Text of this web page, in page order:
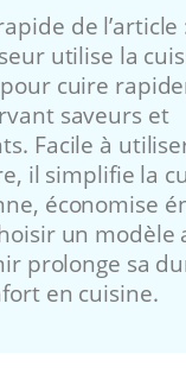
de l’article
utilise la
cuire
saveurs et
Facile à
il simplifie la
économise
un modèle
prolonge sa
en cuisine.